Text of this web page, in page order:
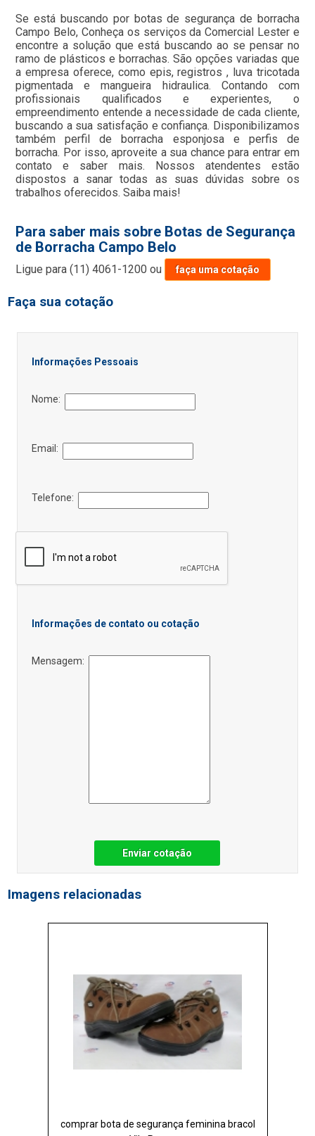
Se está buscando por botas de segurança de borracha
Campo Belo, Conheça os serviços da Comercial Lester e
encontre a solução que está buscando ao se pensar no
ramo de plásticos e borrachas. São opções variadas que
a empresa oferece, como epis, registros , luva tricotada
pigmentada e mangueira hidraulica. Contando com
profissionais qualificados e experientes, o
empreendimento entende a necessidade de cada cliente,
buscando a sua satisfação e confiança. Disponibilizamos
também perfil de borracha esponjosa e perfis de
borracha. Por isso, aproveite a sua chance para entrar em
contato e saber mais. Nossos atendentes estão
dispostos a sanar todas as suas dúvidas sobre os
trabalhos oferecidos. Saiba mais!
Para saber mais sobre Botas de Segurança
de Borracha Campo Belo
Ligue para(11) 4061-1200 ou faça uma cotação
Faça sua cotação
Informações Pessoais
Nome:
Email:
Telefone:
Informações de contato ou cotação
Mensagem:
Enviar cotação
Imagens relacionadas
comprar bota de segurança feminina bracol